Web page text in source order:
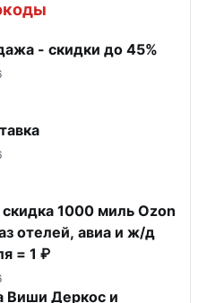
- скидки до 45%
1000 миль Ozon
отелей, авиа и ж/д
= 1 ₽
Виши Деркос и